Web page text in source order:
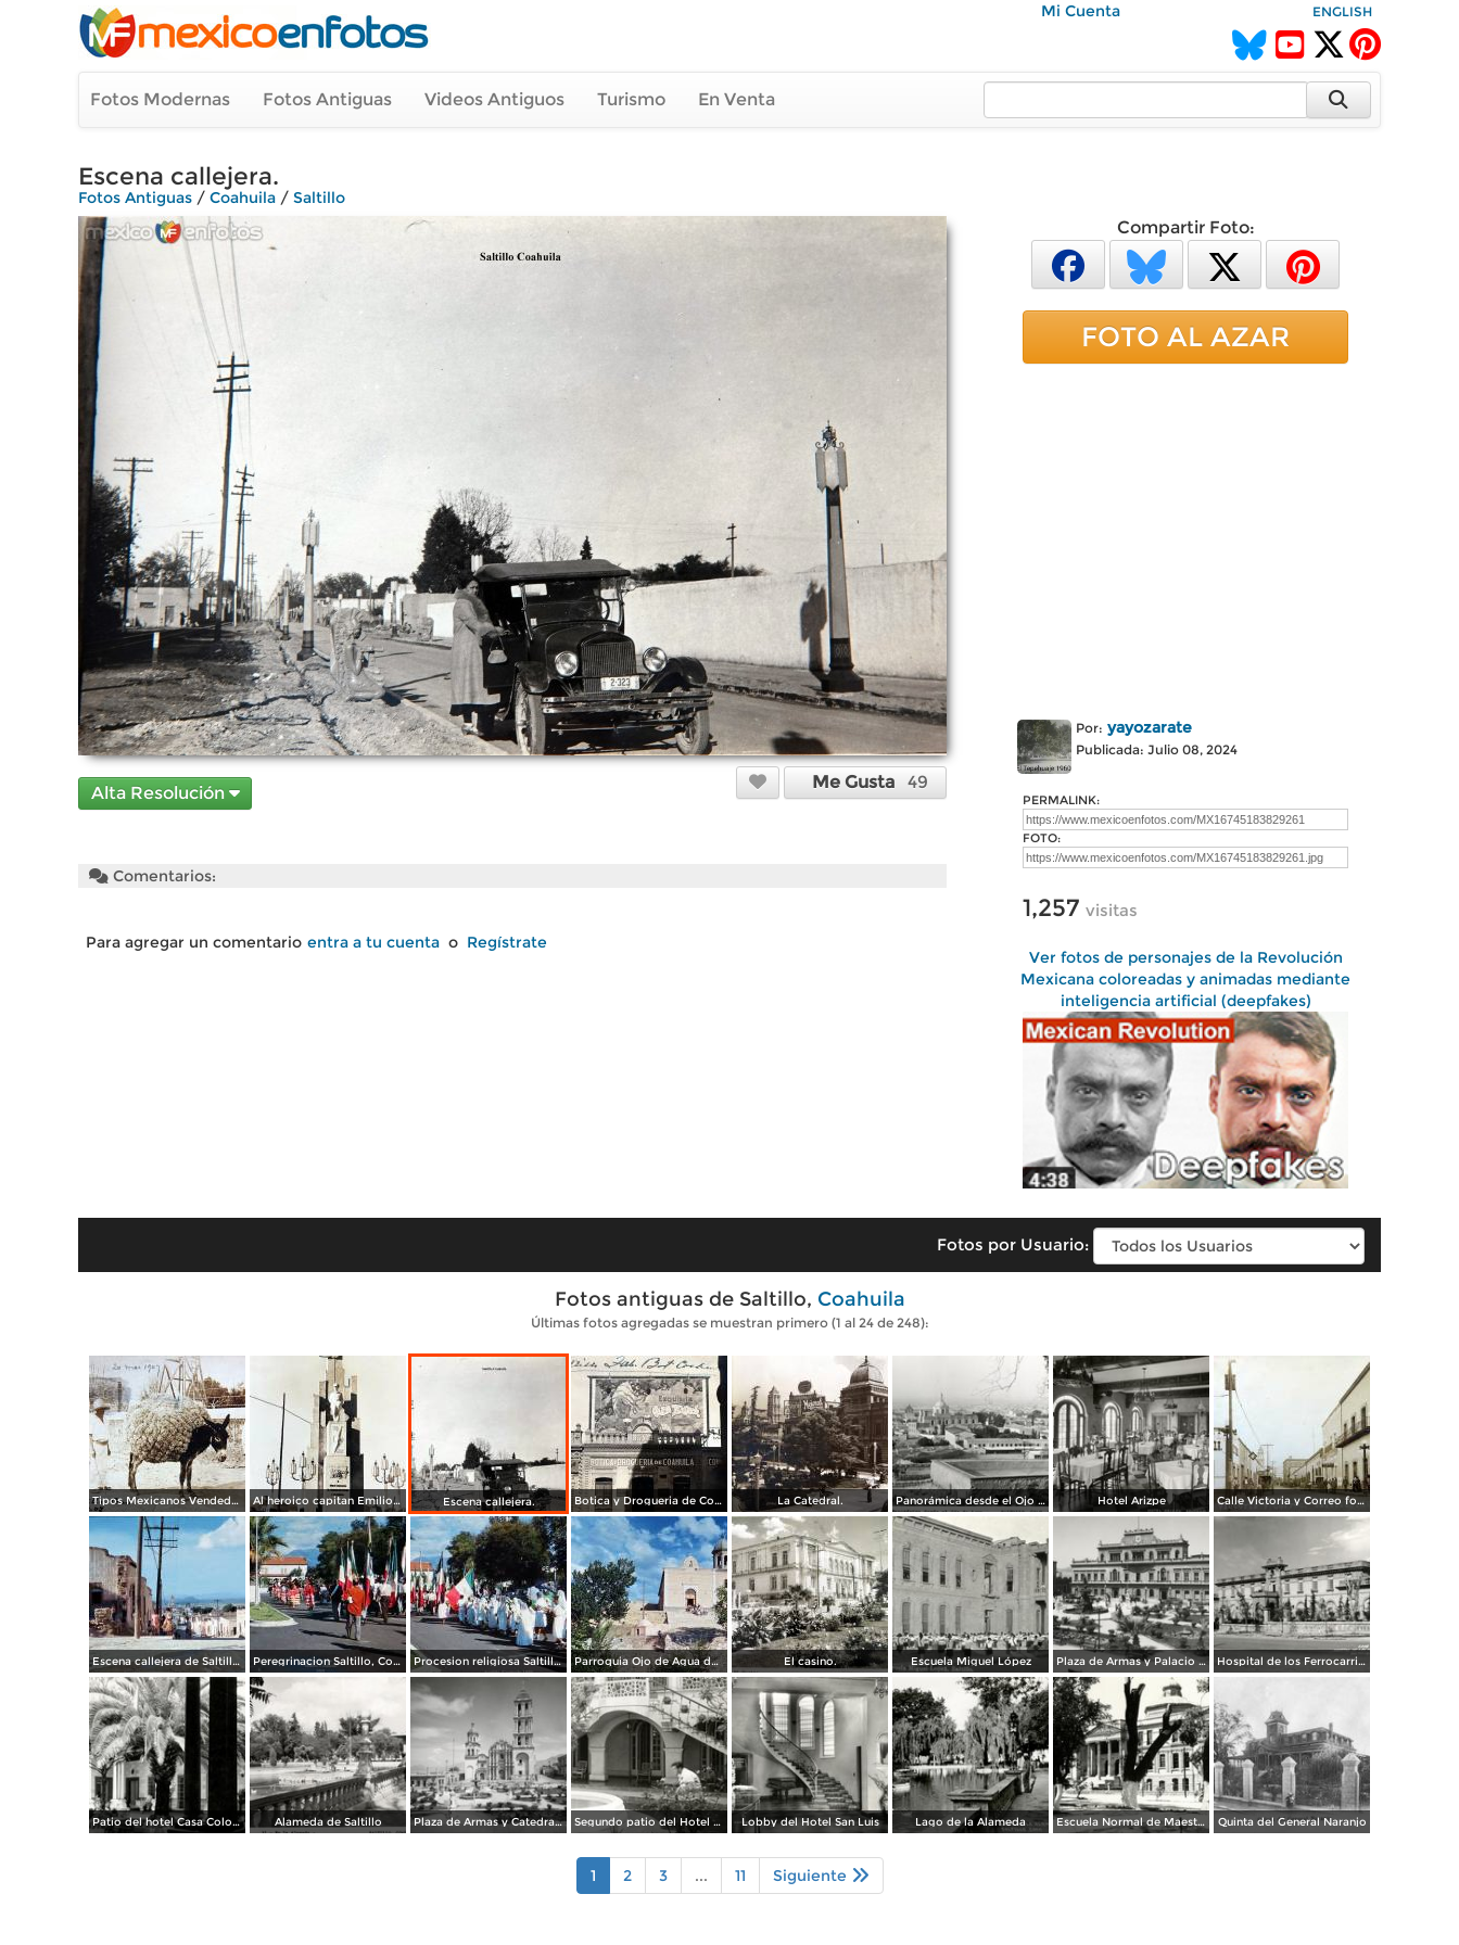
Mi Cuenta ENGLISH
Fotos Modernas Fotos Antiguas Videos Antiguos Turismo En Venta
Escena callejera.
Fotos Antiguas / Coahuila / Saltillo
Alta Resolución
Me Gusta 49
Comentarios:
Para agregar un comentario entra a tu cuenta o Regístrate
Compartir Foto:
FOTO AL AZAR
Por: yayozarate
Publicada: Julio 08, 2024
PERMALINK:
FOTO:
1,257 visitas
Ver fotos de personajes de la Revolución
Mexicana coloreadas y animadas mediante
inteligencia artificial (deepfakes)
Fotos por Usuario:
Fotos antiguas de Saltillo, Coahuila
Últimas fotos agregadas se muestran primero (1 al 24 de 248):
Tipos Mexicanos Vendedores de paja. ( Circulada el 20 de Mayo de 1907 ). Al heroico capitan Emilio Carranza. Escena callejera. Botica y Drogueria de Coahuila. La Catedral. Panorámica desde el Ojo de Agua Hotel Arizpe Calle Victoria y Correo foto Macias ( Circulada el 18 de Julio de 1912 ).
Escena callejera de Saltillo, Coahuila 1959. Peregrinacion Saltillo, Coahuila 1959 Procesion religiosa Saltillo, Coahuila 1959. Parroquia Ojo de Agua donde se venera el Santo Cristo Saltillo, Coahuila 1959 El casino. Escuela Miguel López Plaza de Armas y Palacio de Gobierno Hospital de los Ferrocarriles
Patio del hotel Casa Colonial Alameda de Saltillo Plaza de Armas y Catedral de Saltillo Segundo patio del Hotel Arizpe Lobby del Hotel San Luis Lago de la Alameda Escuela Normal de Maestros Quinta del General Naranjo
1 2 3 ... 11 Siguiente